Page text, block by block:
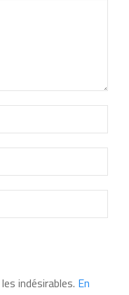
indésirables. En